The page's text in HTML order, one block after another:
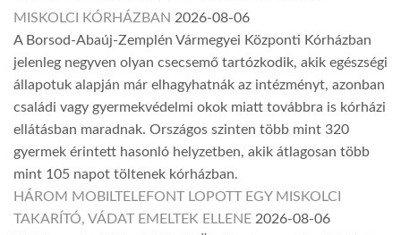
MISKOLCI KÓRHÁZBAN 2026-08-06
A Borsod-Abaúj-Zemplén Vármegyei Központi Kórházban
jelenleg negyven olyan csecsemő tartózkodik, akik egészségi
állapotuk alapján már elhagyhatnák az intézményt, azonban
családi vagy gyermekvédelmi okok miatt továbbra is kórházi
ellátásban maradnak. Országos szinten több mint 320
gyermek érintett hasonló helyzetben, akik átlagosan több
mint 105 napot töltenek kórházban.
HÁROM MOBILTELEFONT LOPOTT EGY MISKOLCI
TAKARÍTÓ, VÁDAT EMELTEK ELLENE 2026-08-06